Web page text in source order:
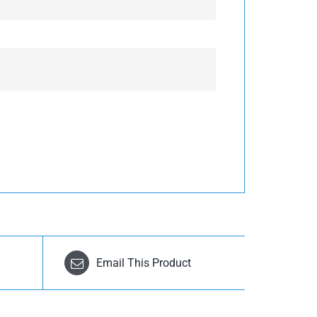
Email This Product